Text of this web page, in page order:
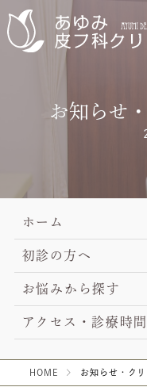
お知らせ
ホーム
初診の方へ
お悩みから探す
アクセス・診療時間
HOME お知らせ・ク